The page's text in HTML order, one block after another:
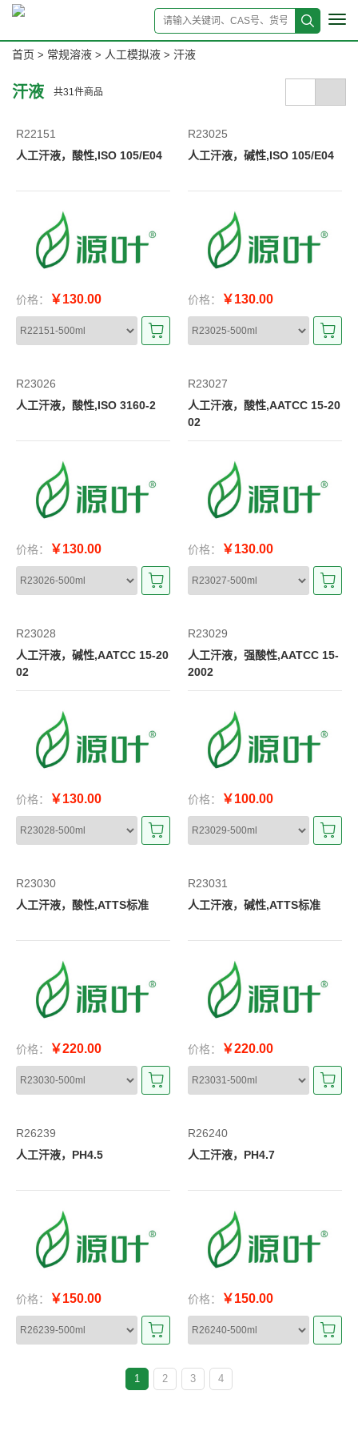
首页 > 常规溶液 > 人工模拟液 > 汗液
汗液 共31 件商品
R22151
人工汗液，酸性,ISO 105/E04
价格： ￥130.00
R23025
人工汗液，碱性,ISO 105/E04
价格： ￥130.00
R23026
人工汗液，酸性,ISO 3160-2
价格： ￥130.00
R23027
人工汗液，酸性,AATCC 15-20
02
价格： ￥130.00
R23028
人工汗液，碱性,AATCC 15-20
02
价格： ￥130.00
R23029
人工汗液，强酸性,AATCC 15-
2002
价格： ￥100.00
R23030
人工汗液，酸性,ATTS标准
价格： ￥220.00
R23031
人工汗液，碱性,ATTS标准
价格： ￥220.00
R26239
人工汗液，PH4.5
价格： ￥150.00
R26240
人工汗液，PH4.7
价格： ￥150.00
1 2 3 4